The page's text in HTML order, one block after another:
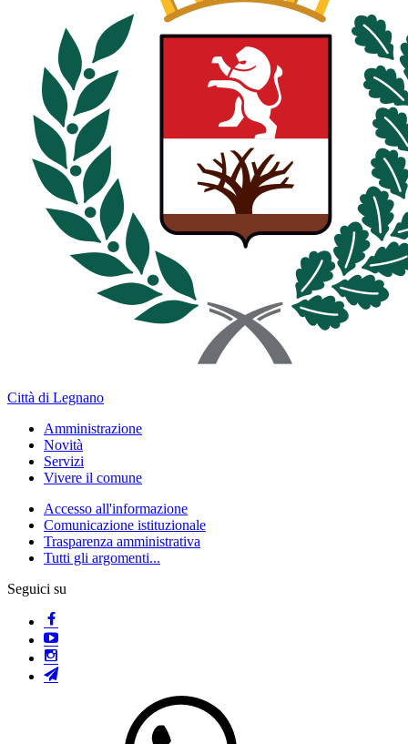
Città di Legnano
Amministrazione
Novità
Servizi
Vivere il comune
Accesso all'informazione
Comunicazione istituzionale
Trasparenza amministrativa
Tutti gli argomenti...
Seguici su